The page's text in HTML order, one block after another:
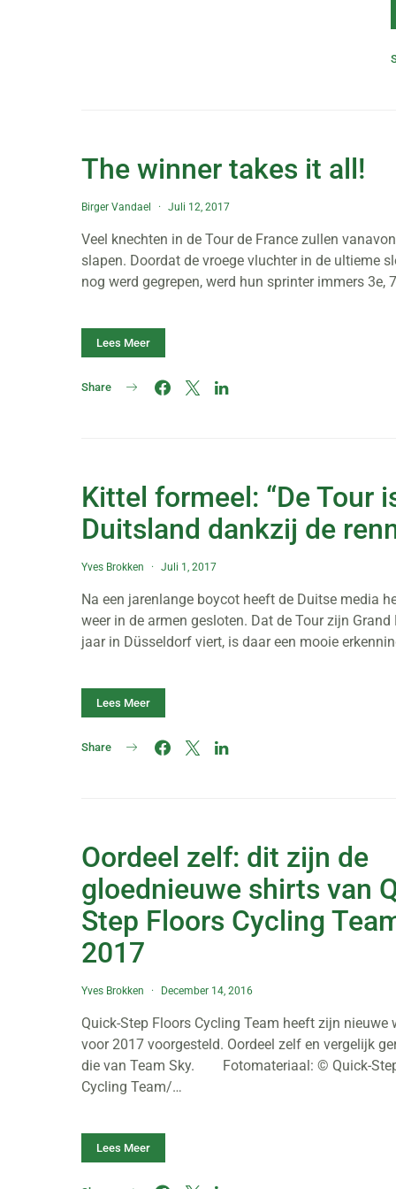
The winner takes it all!
Birger Vandael Juli 12, 2017
Veel knechten in de Tour de France zullen
slapen. Doordat de vroege vluchter in de ultieme
nog werd gegrepen, werd hun sprinter immers 3e,
Lees Meer
Share
Kittel formeel: “De Tour
Duitsland dankzij de
Yves Brokken Juli 1, 2017
Na een jarenlange boycot heeft de Duitse media
weer in de armen gesloten. Dat de Tour zijn Grand
jaar in Düsseldorf viert, is daar een mooie
Lees Meer
Share
Oordeel zelf: dit zijn de
gloednieuwe shirts van
Step Floors Cycling
2017
Yves Brokken December 14, 2016
Quick-Step Floors Cycling Team heeft zijn nieuwe
voor 2017 voorgesteld. Oordeel zelf en vergelijk
die van Team Sky. Fotomateriaal: © Quick-
Cycling Team/…
Lees Meer